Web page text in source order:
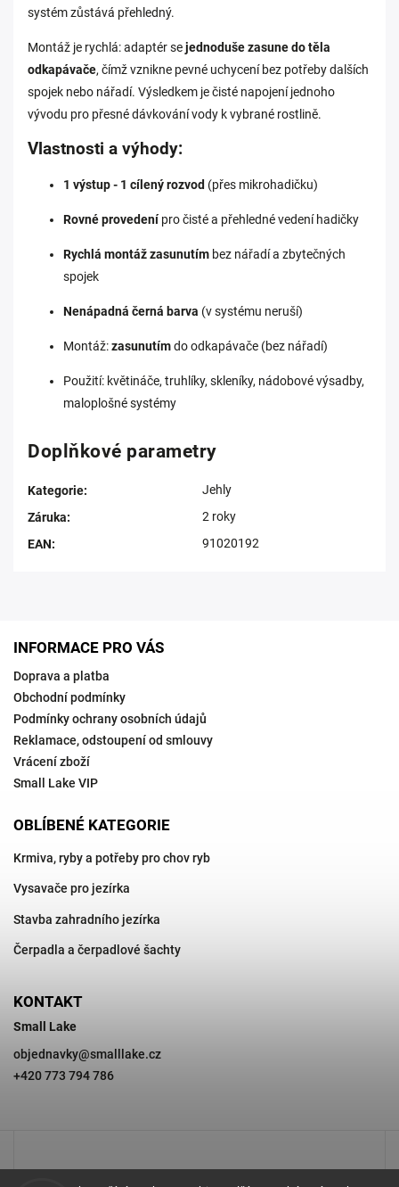
systém zůstává přehledný.
Montáž je rychlá: adaptér sejednoduše zasune do těla
odkapávače, čímž vznikne pevné uchycení bez potřeby dalších
spojek nebo nářadí. Výsledkem je čisté napojení jednoho
vývodu pro přesné dávkování vody k vybrané rostlině.
Vlastnosti a výhody:
1 výstup - 1 cílený rozvod (přes mikrohadičku)
Rovné provedenípro čisté a přehledné vedení hadičky
Rychlá montáž zasunutím bez nářadí a zbytečných
spojek
Nenápadná černá barva (v systému neruší)
Montáž:zasunutímdo odkapávače (bez nářadí)
Použití: květináče, truhlíky, skleníky, nádobové výsadby,
maloplošné systémy
Doplňkové parametry
Kategorie:
Jehly
Záruka:
2 roky
EAN: 91020192
INFORMACE PRO VÁS
Doprava a platba
Obchodní podmínky
Podmínky ochrany osobních údajů
Reklamace, odstoupení od smlouvy
Vrácení zboží
Small Lake VIP
OBLÍBENÉ KATEGORIE
Krmiva, ryby a potřeby pro chov ryb
Vysavače pro jezírka
Stavba zahradního jezírka
Čerpadla a čerpadlové šachty
KONTAKT
Small Lake
objednavky@smalllake.cz
+420 773 794 786